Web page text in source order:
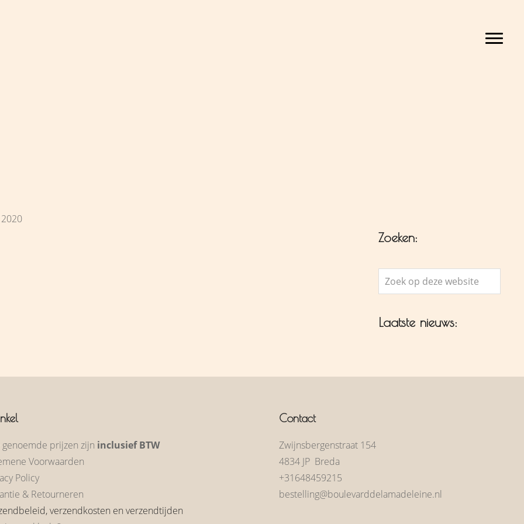
Zoeken:
Zoek
op
website
Laatste nieuws:
genoemde prijzen zijn inclusief BTW
Voorwaarden
Policy
& Retourneren
verzendkosten en verzendtijden
Contact
Zwijnsbergenstraat 154
4834 JP Breda
+31648459215
bestelling@boulevarddelamadeleine.nl